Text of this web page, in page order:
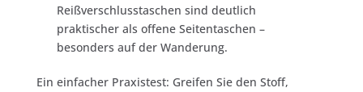
Reißverschlusstaschen sind deutlich
praktischer als offene Seitentaschen –
besonders auf der Wanderung.
Ein einfacher Praxistest: Greifen Sie den Stoff,